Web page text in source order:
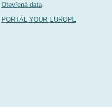
Otevřená data
PORTÁL YOUR EUROPE